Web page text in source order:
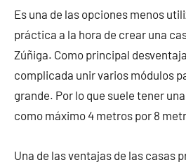
Es una de las opciones menos
práctica a la hora de crear una
Zúñiga. Como principal
complicada unir varios módulos
grande. Por lo que suele tener
como máximo 4 metros por 8
Una de las ventajas de las casas